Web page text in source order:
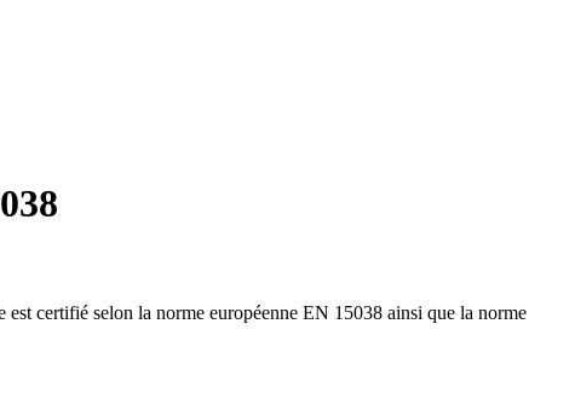
certifié selon la norme européenne EN 15038 ainsi que la norme